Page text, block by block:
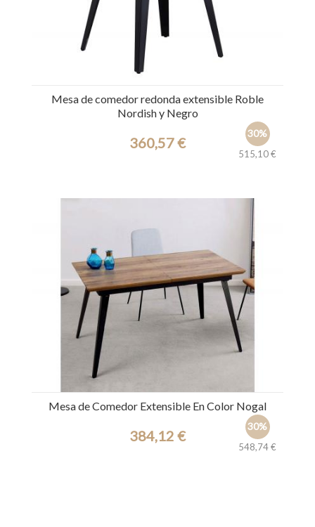
Mesa de comedor redonda extensible Roble
Nordish y Negro
30%
515,10 €
360,57 €
Mesa de Comedor Extensible En Color Nogal
30%
548,74 €
384,12 €